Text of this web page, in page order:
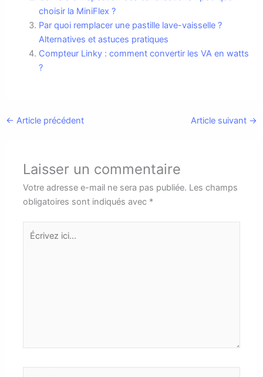
choisir la MiniFlex ?
Par quoi remplacer une pastille lave-vaisselle ?
Alternatives et astuces pratiques
Compteur Linky : comment convertir les VA en watts
?
← Article précédent Article suivant →
Laisser un commentaire
Votre adresse e-mail ne sera pas publiée. Les champs
obligatoires sont indiqués avec *
ici…